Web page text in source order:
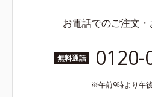
お電話でのご注文
無料通話 0120-
午前9時より午